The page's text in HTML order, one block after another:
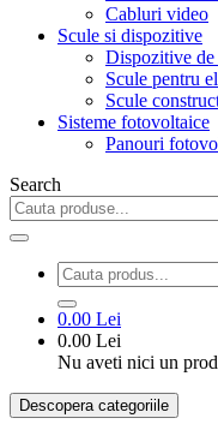
Cabluri video
Scule si dispozitive
Dispozitive de
Scule pentru
Scule
Sisteme fotovoltaice
Panouri
Search
0.00 Lei
0.00 Lei
Nu aveti nici un
Descopera categoriile